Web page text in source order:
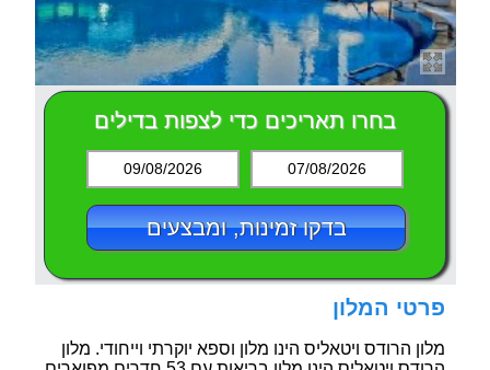
בחרו תאריכים כדי לצפות בדילים
09/08/2026 07/08/2026
בדקו זמינות, ומבצעים
פרטי המלון
מלון הרודס ויטאליס הינו מלון וספא יוקרתי וייחודי. מלון